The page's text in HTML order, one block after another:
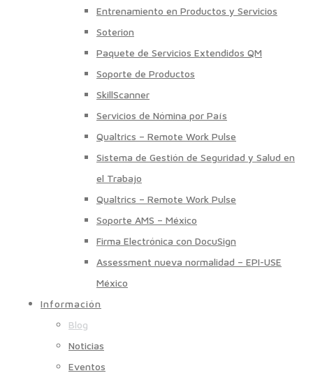
Entrenamiento en Productos y Servicios
Soterion
Paquete de Servicios Extendidos QM
Soporte de Productos
SkillScanner
Servicios de Nómina por País
Qualtrics – Remote Work Pulse
Sistema de Gestión de Seguridad y Salud en
el Trabajo
Qualtrics – Remote Work Pulse
Soporte AMS – México
Firma Electrónica con DocuSign
Assessment nueva normalidad – EPI-USE
México
Información
Blog
Noticias
Eventos